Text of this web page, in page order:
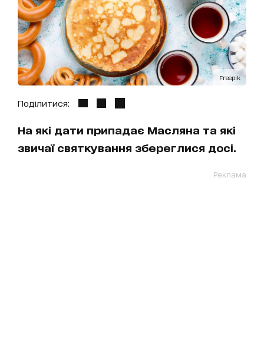
Freepik
Поділитися:
На які дати припадає Масляна та які
звичаї святкування збереглися досі.
Реклама